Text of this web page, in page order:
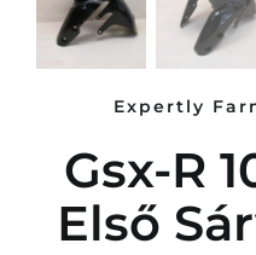
Expertly
Gsx-R
Első